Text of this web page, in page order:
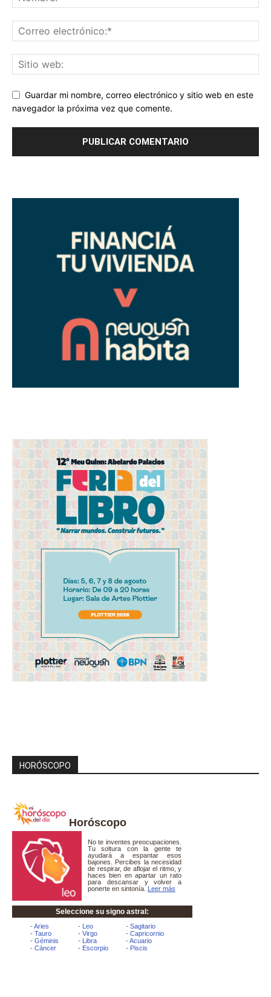
Guardar mi nombre, correo electrónico y sitio web en este
navegador la próxima vez que comente.
HORÓSCOPO
Horóscopo